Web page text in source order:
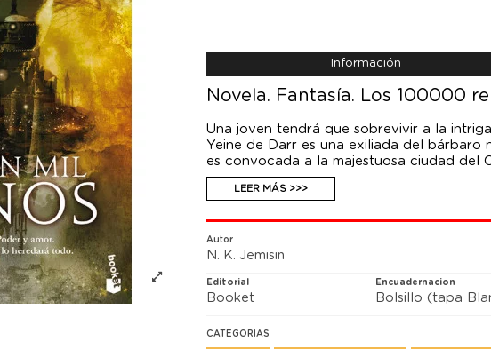
Información
Novela. Fantasía. Los 100000
Una joven tendrá que sobrevivir a la
Yeine de Darr es una exiliada del bárbaro
es convocada a la majestuosa ciudad del
posibles heredera al trono. Pero la corona
conseguir y Yeine se ve implicada en una
LEER MÁS >>>
Autor
N. K. Jemisin
Editorial
Booket
Encuadernacion
Bolsillo (tapa
CATEGORIAS